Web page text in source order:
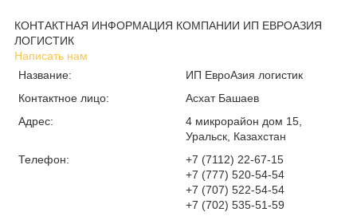
КОНТАКТНАЯ ИНФОРМАЦИЯ КОМПАНИИ ИП ЕВРОАЗИЯ
ЛОГИСТИК
Написать нам
Название:
ИП ЕвроАзия логистик
Контактное лицо:
Асхат Башаев
Адрес:
4 микрорайон дом 15,
Уральск, Казахстан
Телефон:
+7 (7112) 22-67-15
+7 (777) 520-54-54
+7 (707) 522-54-54
+7 (702) 535-51-59